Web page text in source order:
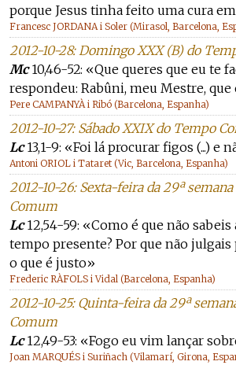
porque Jesus tinha feito uma cura
Francesc JORDANA i Soler (Mirasol, Barcelona,
2012-10-28: Domingo XXX (B) do
Mc10,46-52: «Que queres que eu te
respondeu: Rabûni, meu Mestre, que
Pere CAMPANYÀ i Ribó (Barcelona, Espanha)
2012-10-27: Sábado XXIX do Tempo
Lc13,1-9: «Foi lá procurar figos (...) e
Antoni ORIOL i Tataret (Vic, Barcelona, Espanha)
2012-10-26: Sexta-feira da 29ª
Comum
Lc12,54-59: «Como é que não sabeis
tempo presente? Por que não
o que é justo»
Frederic RÀFOLS i Vidal (Barcelona, Espanha)
2012-10-25: Quinta-feira da 29ª
Comum
Lc12,49-53: «Fogo eu vim lançar
Joan MARQUÉS i Suriñach (Vilamarí, Girona,